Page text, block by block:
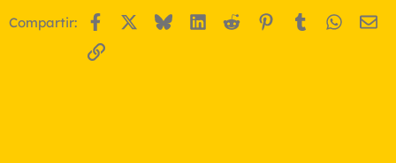
Compartir: Facebook BlueskyLinkedIn
Reddit Pinterest
Tumblr
Enlace